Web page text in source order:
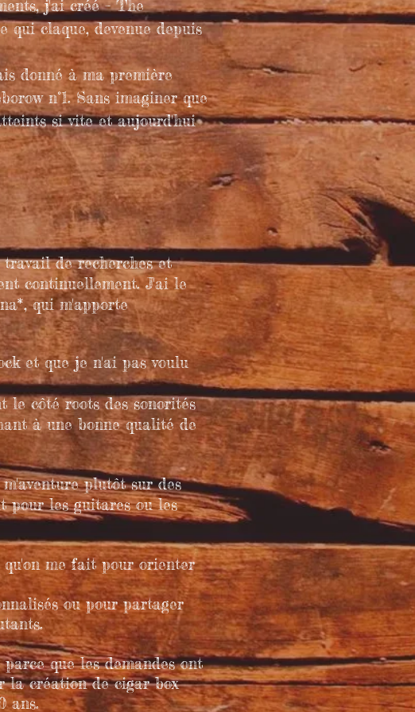
j'ai créé – The
qui claque, devenue depuis
donné à ma première
n°1. Sans imaginer que
si vite et aujourd'hui
de recherches et
continuellement. J'ai le
qui m'apporte
et que je n'ai pas voulu
le côté roots des sonorités
à une bonne qualité de
plutôt sur des
pour les guitares ou les
qu'on me fait pour orienter
ou pour partager
que les demandes ont
la création de cigar box
ans.